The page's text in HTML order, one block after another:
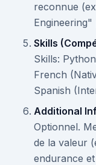
reconnue
Skills
Skills:
French
Spanish
Additional
Optionnel.
de la valeur
endurance